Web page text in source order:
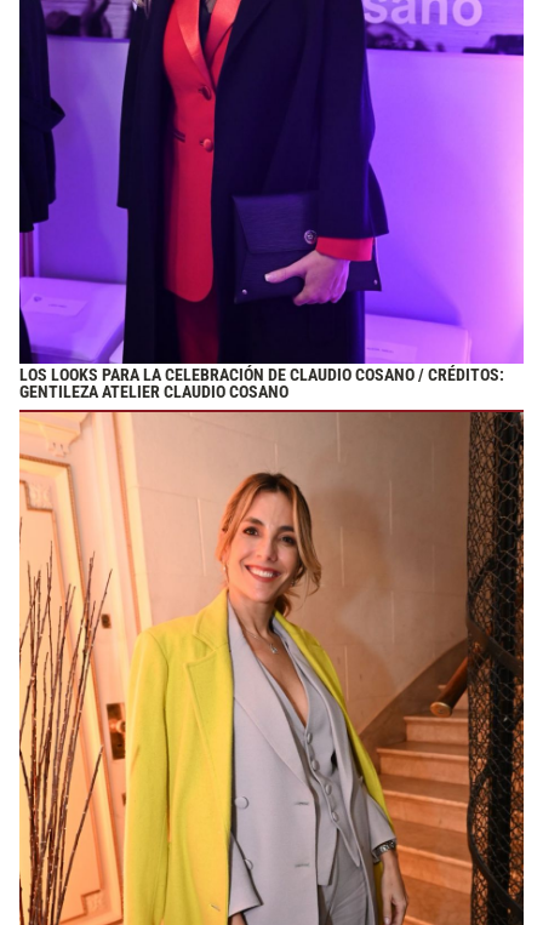
LOS LOOKS PARA LA CELEBRACIÓN DE CLAUDIO COSANO / CRÉDITOS:
GENTILEZA ATELIER CLAUDIO COSANO